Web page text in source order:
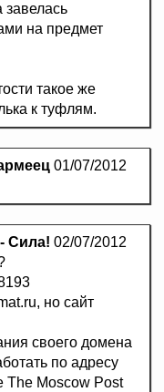
завелась
на предмет
такое же
к туфлям.
01/07/2012
Сила! 02/07/2012
но сайт
своего домена
по адресу
The Moscow Post